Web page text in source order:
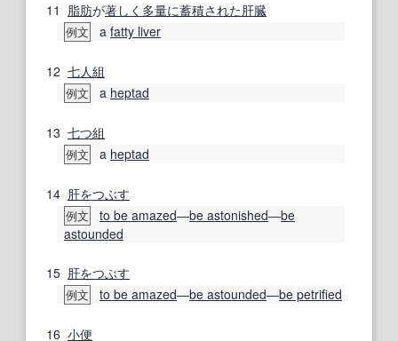
11 脂肪が著しく 多量に蓄積された肝臓
例文 a fatty liver
12 七人組
例文 a heptad
13 七つ組
例文 a heptad
14 肝をつぶす
例文 to be amazed―be astonished―be
astounded
15 肝をつぶす
例文 to be amazed―be astounded―be petrified
16 小便